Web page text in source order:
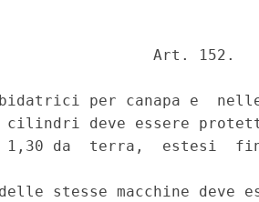
Art. 152.
per canapa e
cilindri deve essere
da  terra,  estesi
stesse macchine deve